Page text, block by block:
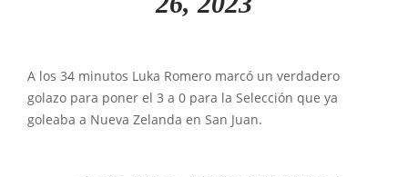
A los 34 minutos Luka Romero marcó un verdadero
golazo para poner el 3 a 0 para la Selección que ya
goleaba a Nueva Zelanda en San Juan.